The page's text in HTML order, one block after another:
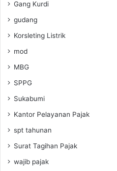
Gang Kurdi
gudang
Korsleting Listrik
mod
MBG
SPPG
Sukabumi
Kantor Pelayanan Pajak
spt tahunan
Surat Tagihan Pajak
wajib pajak